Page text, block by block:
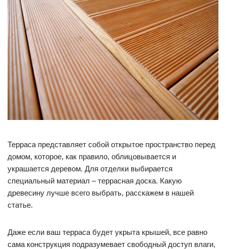
Терраса представляет собой открытое пространство перед
домом, которое, как правило, облицовывается и
украшается деревом. Для отделки выбирается
специальный материал – террасная доска. Какую
древесину лучше всего выбрать, расскажем в нашей
статье.
Даже если ваш терраса будет укрыта крышей, все равно
сама конструкция подразумевает свободный доступ влаги,